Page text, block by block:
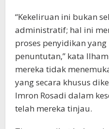
“Kekeliruan ini bukan
administratif; hal ini
proses penyidikan
penuntutan,” kata
mereka tidak
yang secara khusus
Imron Rosadi dalam
telah mereka tinjau.